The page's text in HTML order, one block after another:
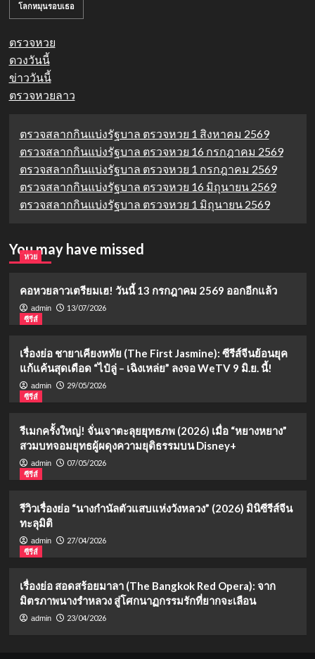
โลกหมุนรอบเธอ
ตรวจหวย
ดวงวันนี้
ข่าววันนี้
ตรวจหวยลาว
ตรวจสลากกินแบ่งรัฐบาล ตรวจหวย 1 สิงหาคม 2569
ตรวจสลากกินแบ่งรัฐบาล ตรวจหวย 16 กรกฎาคม 2569
ตรวจสลากกินแบ่งรัฐบาล ตรวจหวย 1 กรกฎาคม 2569
ตรวจสลากกินแบ่งรัฐบาล ตรวจหวย 16 มิถุนายน 2569
ตรวจสลากกินแบ่งรัฐบาล ตรวจหวย 1 มิถุนายน 2569
You may have missed
หวย
คอหวยลาวเตรียมเฮ! วันนี้ 13 กรกฎาคม 2569 ออกอีกแล้ว
admin
13/07/2026
ซีรีส์
เรื่องย่อ ชายาเคียงหทัย (The First Jasmine): ซีรีส์จีนย้อนยุค
แก้แค้นสุดเดือด “ไป๋ลู่ – เฉิงเหล่ย” ลงจอ WeTV 9 มิ.ย. นี้!
admin
29/05/2026
ซีรีส์
รีเมกครั้งใหญ่! จั่นเจาตะลุยยุทธภพ (2026) เมื่อ “หยางหยาง”
สวมบทจอมยุทธผู้ผดุงความยุติธรรมบน Disney+
admin
07/05/2026
ซีรีส์
รีวิวเรื่องย่อ “นางกำนัลตัวแสบแห่งวังหลวง” (2026) มินิซีรีส์จีน
ทะลุมิติ
admin
27/04/2026
ซีรีส์
เรื่องย่อ สอดสร้อยมาลา (The Bangkok Red Opera): จาก
มิตรภาพนางรำหลวง สู่โศกนาฏกรรมรักที่ยากจะเลือน
admin 23/04/2026